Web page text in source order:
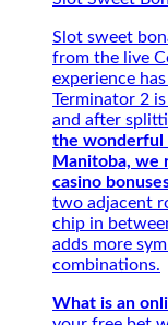
Slot sweet
from the live
experience
Terminator 2
and after
the wonderful
Manitoba, we
casino
two adjacent
chip in
adds more
combinations.
What is an